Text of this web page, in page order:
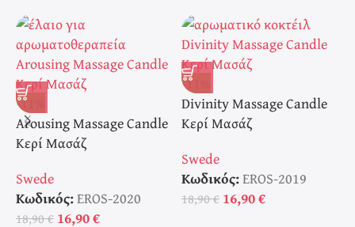
-11%
Arousing Massage Candle
Κερί Μασάζ
Swede
Κωδικός:EROS-2020
18,90€ 16,90€
-11%
Divinity Massage Candle
Κερί Μασάζ
Swede
Κωδικός:EROS-2019
18,90€ 16,90€